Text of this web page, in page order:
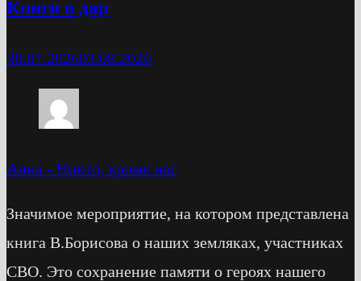
Книги в дар
30.07.202603.08.2026
Анна - Никто, кроме нас
Значимое мероприятие, на котором представлена
книга В.Борисова о наших земляках, участниках
СВО. Это сохранение памяти о героях нашего